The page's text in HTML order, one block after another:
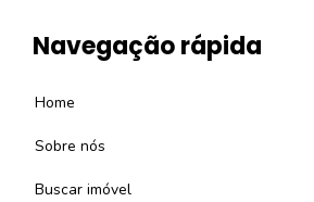
Navegação rápida
Home
Sobre nós
Buscar imóvel